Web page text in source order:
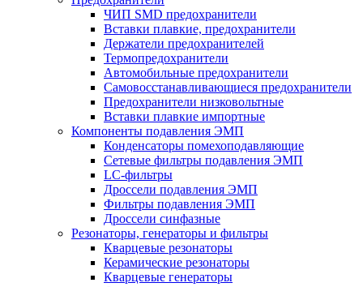
ЧИП SMD предохранители
Вставки плавкие, предохранители
Держатели предохранителей
Термопредохранители
Автомобильные предохранители
Самовосстанавливающиеся предохранители
Предохранители низковольтные
Вставки плавкие импортные
Компоненты подавления ЭМП
Конденсаторы помехоподавляющие
Сетевые фильтры подавления ЭМП
LC-фильтры
Дроссели подавления ЭМП
Фильтры подавления ЭМП
Дроссели синфазные
Резонаторы, генераторы и фильтры
Кварцевые резонаторы
Керамические резонаторы
Кварцевые генераторы